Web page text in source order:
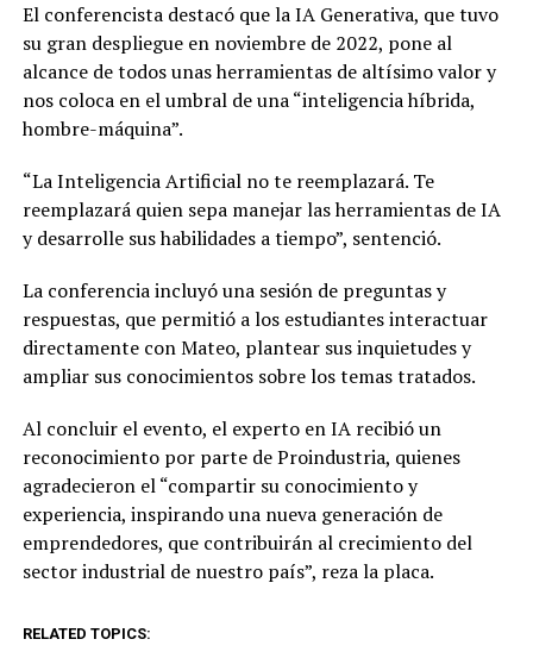
El conferencista destacó que la IA Generativa, que tuvo
su gran despliegue en noviembre de 2022, pone al
alcance de todos unas herramientas de altísimo valor y
nos coloca en el umbral de una “inteligencia híbrida,
hombre-máquina”.
“La Inteligencia Artificial no te reemplazará. Te
reemplazará quien sepa manejar las herramientas de IA
y desarrolle sus habilidades a tiempo”, sentenció.
La conferencia incluyó una sesión de preguntas y
respuestas, que permitió a los estudiantes interactuar
directamente con Mateo, plantear sus inquietudes y
ampliar sus conocimientos sobre los temas tratados.
Al concluir el evento, el experto en IA recibió un
reconocimiento por parte de Proindustria, quienes
agradecieron el “compartir su conocimiento y
experiencia, inspirando una nueva generación de
emprendedores, que contribuirán al crecimiento del
sector industrial de nuestro país”, reza la placa.
RELATED TOPICS: